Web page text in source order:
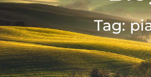
Tag: